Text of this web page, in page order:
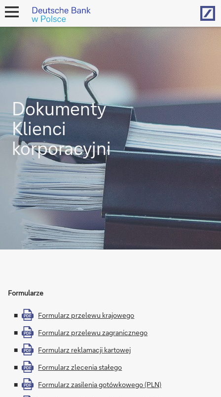
open
Dokumenty
Klienci
korporacyjni
Formularze
PDF Formularz przelewu krajowego
PDF Formularz przelewu zagranicznego
PDF Formularz reklamacji kartowej
PDF Formularz zlecenia stałego
PDF Formularz zasilenia gotówkowego (PLN)